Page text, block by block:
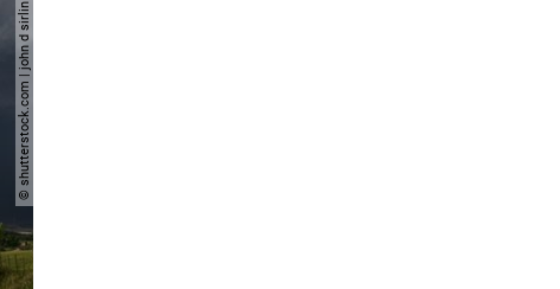
© shutterstock.com | john d sirlin